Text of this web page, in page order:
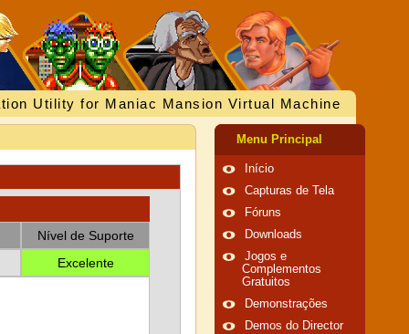
Utility for Maniac Mansion Virtual Machine
Nível de Suporte
Excelente
Menu Principal
Início
Capturas de Tela
Fóruns
Downloads
Jogos e
Complementos
Gratuitos
Demonstrações
Demos do Director